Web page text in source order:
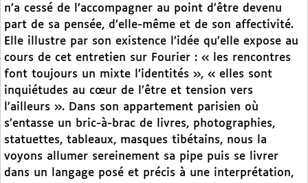
n’a cessé de l’accompagner au point d’être devenu
part de sa pensée, d’elle-même et de son affectivité.
Elle illustre par son existence l’idée qu’elle expose au
cours de cet entretien sur Fourier : « les rencontres
font toujours un mixte l’identités », « elles sont
inquiétudes au cœur de l’être et tension vers
l’ailleurs ». Dans son appartement parisien où
s’entasse un bric-à-brac de livres, photographies,
statuettes, tableaux, masques tibétains, nous la
voyons allumer sereinement sa pipe puis se livrer
dans un langage posé et précis à une interprétation,